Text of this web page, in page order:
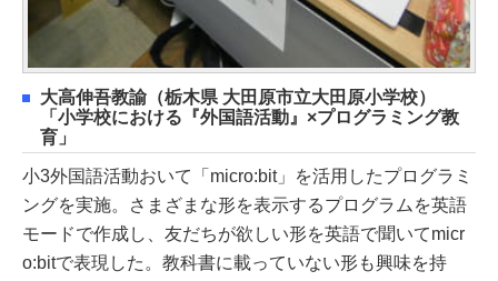
大高伸吾教諭（栃木県 大田原市立大田原小学校）
「小学校における『外国語活動』×プログラミング教
育」
小3外国語活動おいて「micro:bit」を活用したプログラミ
ングを実施。さまざまな形を表示するプログラムを英語
モードで作成し、友だちが欲しい形を英語で聞いてmicr
o:bitで表現した。教科書に載っていない形も興味を持